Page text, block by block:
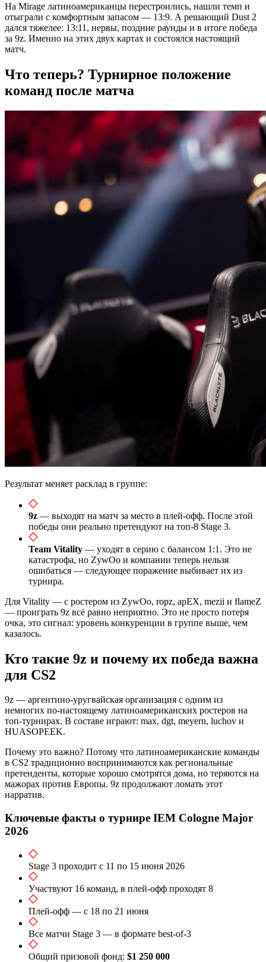
На Mirage латиноамериканцы перестроились, нашли темп и
отыграли с комфортным запасом — 13:9. А решающий Dust 2
дался тяжелее: 13:11, нервы, поздние раунды и в итоге победа
за 9z. Именно на этих двух картах и состоялся настоящий
матч.
Что теперь? Турнирное положение
команд после матча
Результат меняет расклад в группе:
9z — выходят на матч за место в плей-офф. После этой
победы они реально претендуют на топ-8 Stage 3.
Team Vitality — уходят в серию с балансом 1:1. Это не
катастрофа, но ZywOo и компании теперь нельзя
ошибаться — следующее поражение выбивает их из
турнира.
Для Vitality — с ростером из ZywOo, ropz, apEX, mezii и flameZ
— проиграть 9z всё равно неприятно. Это не просто потеря
очка, это сигнал: уровень конкуренции в группе выше, чем
казалось.
Кто такие 9z и почему их победа важна
для CS2
9z — аргентино-уругвайская организация с одним из
немногих по-настоящему латиноамериканских ростеров на
топ-турнирах. В составе играют: max, dgt, meyern, luchov и
HUASOPEEK.
Почему это важно? Потому что латиноамериканские команды
в CS2 традиционно воспринимаются как региональные
претенденты, которые хорошо смотрятся дома, но теряются на
мажорах против Европы. 9z продолжают ломать этот
нарратив.
Ключевые факты о турнире IEM Cologne Major
2026
Stage 3 проходит с 11 по 15 июня 2026
Участвуют 16 команд, в плей-офф проходят 8
Плей-офф — с 18 по 21 июня
Все матчи Stage 3 — в формате best-of-3
Общий призовой фонд: $1 250 000